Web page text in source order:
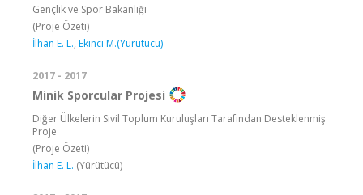
Gençlik ve Spor Bakanlığı
(Proje Özeti)
İlhan E. L., Ekinci M.(Yürütücü)
2017 - 2017
Minik Sporcular Projesi
Diğer Ülkelerin Sivil Toplum Kuruluşları Tarafından Desteklenmiş
Proje
(Proje Özeti)
İlhan E. L. (Yürütücü)